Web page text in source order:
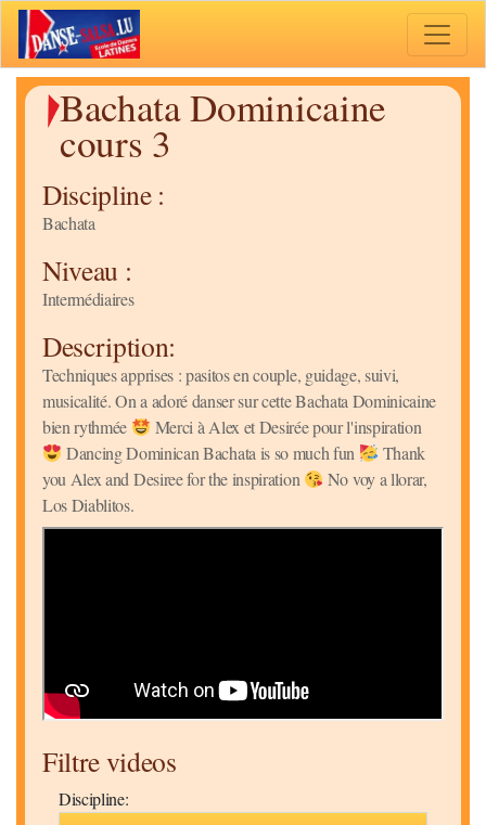
Bachata Dominicaine
cours 3
Discipline :
Bachata
Niveau :
Intermédiaires
Description:
Techniques apprises : pasitos en couple, guidage, suivi,
musicalité. On a adoré danser sur cette Bachata Dominicaine
bien rythmée
Merci à Alex et Desirée pour l'inspiration
Dancing Dominican Bachata is so much fun
Thank
you Alex and Desiree for the inspiration
No voy a llorar,
Los Diablitos.
Filtre videos
Discipline: